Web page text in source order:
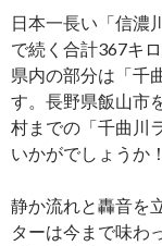
日本一長い「信濃
で続く合計367キ
県内の部分は「千
す。長野県飯山市
村までの「千曲川
いかがでしょうか！
静か流れと轟音を
ターは今まで味わ